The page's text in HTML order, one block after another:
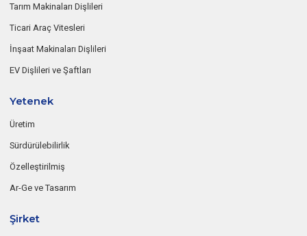
Tarım Makinaları Dişlileri
Ticari Araç Vitesleri
İnşaat Makinaları Dişlileri
EV Dişlileri ve Şaftları
Yetenek
Üretim
Sürdürülebilirlik
Özelleştirilmiş
Ar-Ge ve Tasarım
Şirket